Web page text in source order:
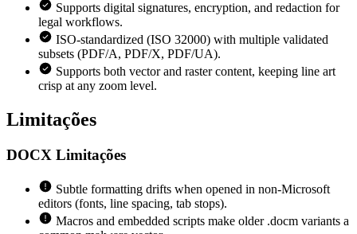
Supports digital signatures, encryption, and redaction for
legal workflows.
ISO-standardized (ISO 32000) with multiple validated
subsets (PDF/A, PDF/X, PDF/UA).
Supports both vector and raster content, keeping line art
crisp at any zoom level.
Limitações
DOCX Limitações
Subtle formatting drifts when opened in non-Microsoft
editors (fonts, line spacing, tab stops).
Macros and embedded scripts make older .docm variants a